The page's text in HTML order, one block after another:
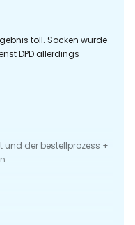
toll. Socken würde
DPD allerdings
und der bestellprozess +